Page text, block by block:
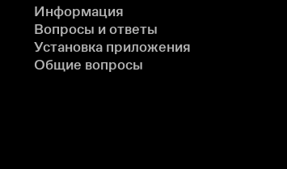
Информация
Вопросы и ответы
Установка приложения
Общие вопросы